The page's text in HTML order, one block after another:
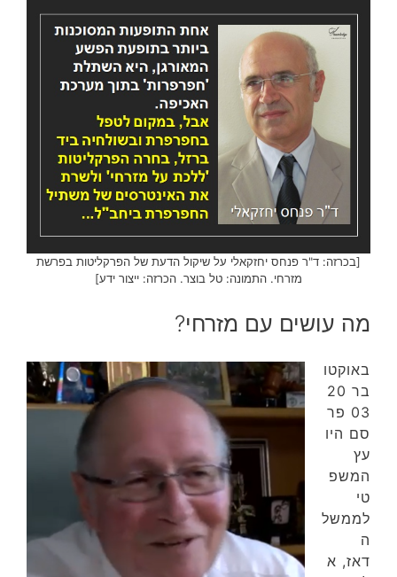
[בכרזה: ד"ר פנחס יחזקאלי על שיקול הדעת של הפרקליטות בפרשת
מזרחי. התמונה: טל בוצר. הכרזה: ייצור ידע]
מה עושים עם מזרחי?
באוקטו
בר 20
03 פר
סם היו
עץ
המשפ
טי
לממשל
ה
דאז, א